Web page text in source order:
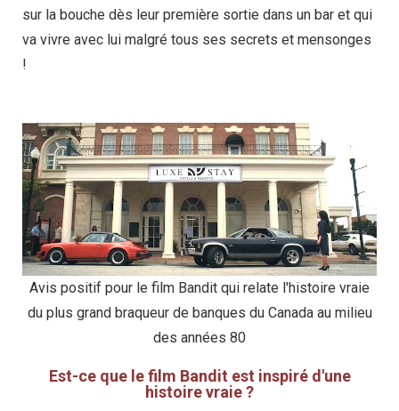
sur la bouche dès leur première sortie dans un bar et qui
va vivre avec lui malgré tous ses secrets et mensonges
!
Avis positif pour le film Bandit qui relate l'histoire vraie
du plus grand braqueur de banques du Canada au milieu
des années 80
Est-ce que le film Bandit est inspiré d'une
histoire vraie ?